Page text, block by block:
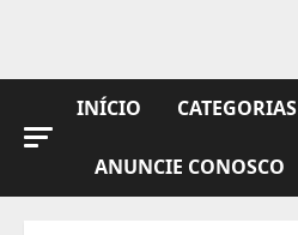
INÍCIO CATEGORIAS
ANUNCIE CONOSCO